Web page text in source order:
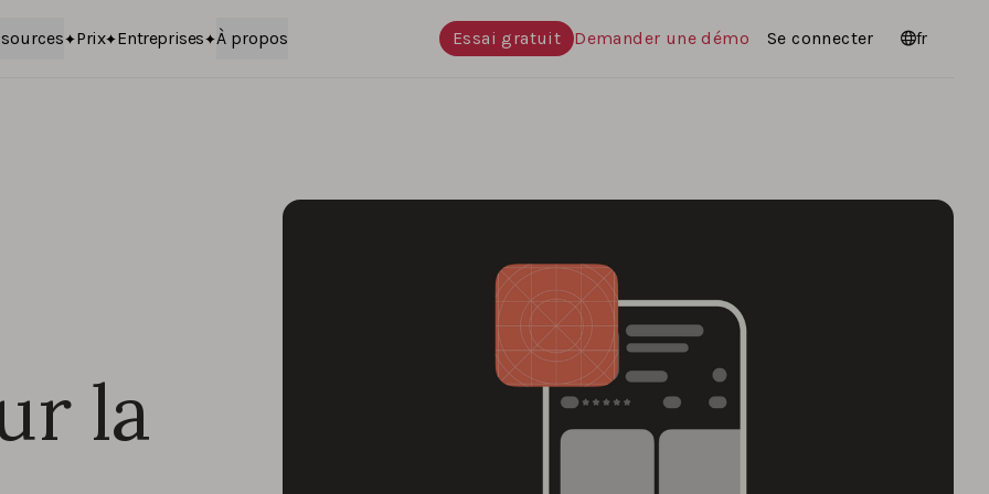
Prix Entreprises À propos Essai gratuit Demander une démo Se connecter Langues
fr
la